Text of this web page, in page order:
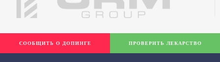
СООБЩИТЬ О ДОПИНГЕ ПРОВЕРИТЬ ЛЕКАРСТВО